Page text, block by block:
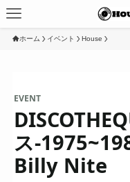
ホーム イベント House
EVENT
ス-
Billy Nite